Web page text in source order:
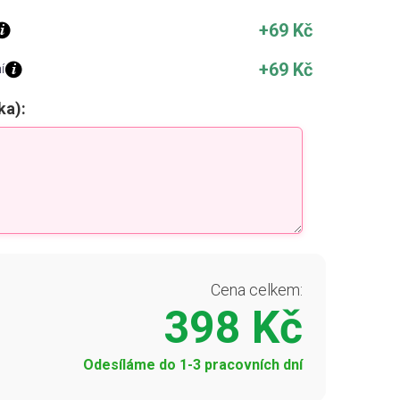
+69 Kč
+69 Kč
Cena celkem:
398 Kč
Odesíláme do 1-3 pracovních dní